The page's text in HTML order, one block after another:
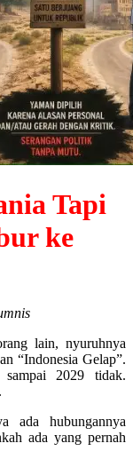
Tapi
ke
lain, nyuruhnya
“Indonesia Gelap”.
2029 tidak.
ada hubungannya
ada yang pernah